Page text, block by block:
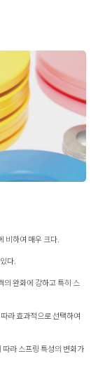
비하여 매우 크다.
다.
완화에 강하고 특히 스
라 효과적으로 선택하여
라 스프링 특성의 변화가